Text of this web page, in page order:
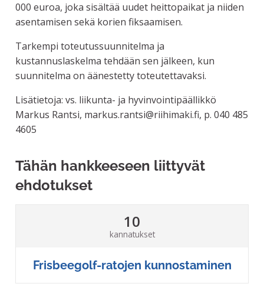
000 euroa, joka sisältää uudet heittopaikat ja niiden
asentamisen sekä korien fiksaamisen.
Tarkempi toteutussuunnitelma ja
kustannuslaskelma tehdään sen jälkeen, kun
suunnitelma on äänestetty toteutettavaksi.
Lisätietoja: vs. liikunta- ja hyvinvointipäällikkö
Markus Rantsi, markus.rantsi@riihimaki.fi, p. 040 485
4605
Tähän hankkeeseen liittyvät
ehdotukset
Frisbeegolf-ratojen kunnostaminen
10
kannatukset